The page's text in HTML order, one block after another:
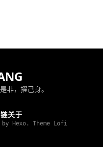
非，擢己身。
关于
by Hexo. Theme Lofi